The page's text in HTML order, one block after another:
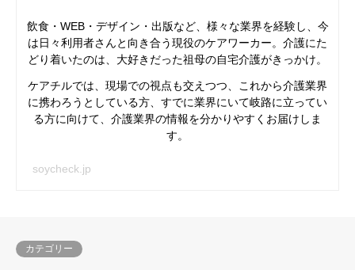
飲食・WEB・デザイン・出版など、様々な業界を経験し、今
は日々利用者さんと向き合う現役のケアワーカー。介護にた
どり着いたのは、大好きだった祖母の自宅介護がきっかけ。
ケアチルでは、現場での視点も交えつつ、これから介護業界
に携わろうとしている方、すでに業界にいて岐路に立ってい
る方に向けて、介護業界の情報を分かりやすくお届けしま
す。
soycheck.jp
カテゴリー